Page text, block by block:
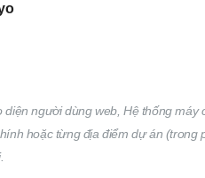
diện người dùng web, Hệ thống
hoặc từng địa điểm dự án (trong